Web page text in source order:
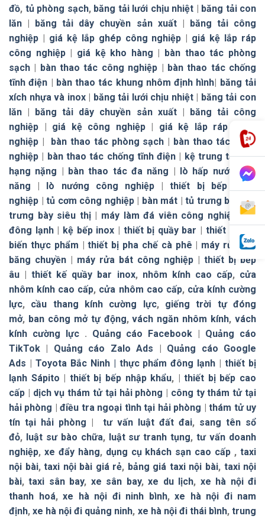
đồ, tủ phòng sạch, băng tải lưới chịu nhiệt | băng tải con
lăn | băng tải dây chuyền sản xuất| băng tải công
nghiệp | giá kệ lắp ghép công nghiệp | giá kệ lắp ráp
công nghiệp| giá kệ kho hàng | bàn thao tác phòng
sạch | bàn thao tác công nghiệp | bàn thao tác chống
tĩnh điện | bàn thao tác khung nhôm định hình| băng tải
xích nhựa và inox| băng tải lưới chịu nhiệt| băng tải con
lăn | băng tải dây chuyền sản xuất| băng tải công
nghiệp | giá kệ công nghiệp| giá kệ lắp ráp công
nghiệp | bàn thao tác phòng sạch | bàn thao tác công
nghiệp | bàn thao tác chống tĩnh điện | kệ trung tải|kệ
hạng nặng | bàn thao tác đa năng | lò hấp nướng đa
năng | lò nướng công nghiệp |thiết bị bếp công
nghiệp | tủ cơm công nghiệp| bàn mát | tủ trưng bày |tủ
trưng bày siêu thị| máy làm đá viên công nghiệp |tủ
đông lạnh| kệ bếp inox | thiết bị quầy bar | thiết bị chế
biến thực phẩm |thiết bị pha chế cà phê | máy rửa bát
băng chuyền | máy rửa bát công nghiệp | thiết bị bếp
âu |thiết kế quầy bar inox, nhôm kính cao cấp, cửa
nhôm kính cao cấp, cửa nhôm cao cấp, cửa kính cường
lực, cầu thang kính cường lực, giếng trời tự đóng
mở, ban công mở tự động,vách ngăn nhôm kính,vách
kính cường lực. Quảng cáo Facebook | Quảng cáo
TikTok | Quảng cáo Zalo Ads | Quảng cáo Google
Ads | Toyota Bắc Ninh | thực phẩm đông lạnh |thiết bị
lạnh Sápito | thiết bị bếp nhập khẩu, |thiết bị bếp cao
cấp | dịch vụ thám tử tại hải phòng | công ty thám tử tại
hải phòng |điều tra ngoại tình tại hải phòng |thám tử uy
tín tại hải phòng | tư vấn luật đất đai, sang tên sổ
đỏ, luật sư bào chữa, luật sư tranh tụng,tư vấn doanh
nghiệp, xe đẩy hàng, dụng cụ khách sạn cao cấp ,taxi
nội bài,taxi nội bài giá rẻ, bảng giá taxi nội bài, taxi nội
bài,taxi sân bay, xe sân bay,xe du lịch, xe hà nội đi
thanh hoá, xe hà nội đi ninh bình, xe hà nội đi nam
định,xe hà nội đi quảng ninh, xe hà nội đi thái bình,trung